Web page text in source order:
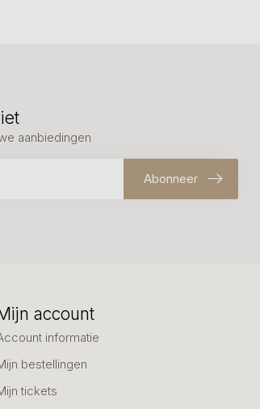
aanbiedingen
Abonneer
account
informatie
bestellingen
tickets